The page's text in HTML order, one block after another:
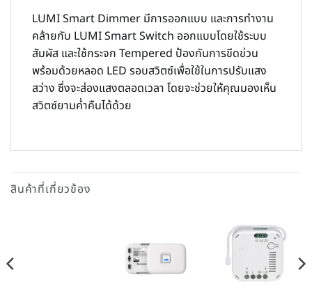
LUMI Smart Dimmer มีการออกแบบ และการทำงาน
คล้ายกับ LUMI Smart Switch ออกแบบโดยใช้ระบบ
สัมผัส และใช้กระจก Tempered ป้องกันการขีดข่วน
พร้อมด้วยหลอด LED รอบสวิตซ์เพื่อใช้ในการปรับแสง
สว่าง ซึ่งจะส่องแสงตลอดเวลา โดยจะช่วยให้คุณมองเห็น
สวิตซ์ยามค่ำคืนได้ด้วย
สินค้าที่เกี่ยวข้อง